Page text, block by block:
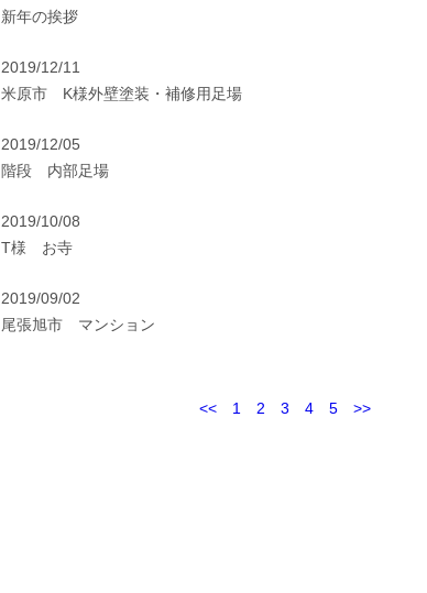
新年の挨拶
2019/12/11
米原市 K様外壁塗装・補修用足場
2019/12/05
階段 内部足場
2019/10/08
T様 お寺
2019/09/02
尾張旭市 マンション
<< 1 2 3 4 5 >>